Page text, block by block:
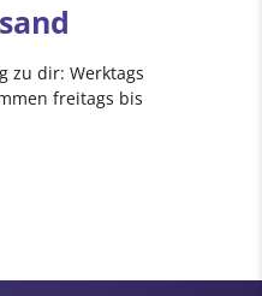
zu dir: Werktags
freitags bis